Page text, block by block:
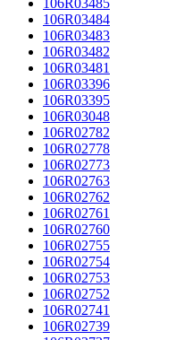
106R03485
106R03484
106R03483
106R03482
106R03481
106R03396
106R03395
106R03048
106R02782
106R02778
106R02773
106R02763
106R02762
106R02761
106R02760
106R02755
106R02754
106R02753
106R02752
106R02741
106R02739